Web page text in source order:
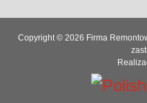
Copyright © 2026 Firma